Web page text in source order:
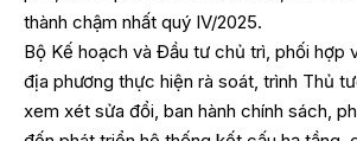
thành chậm nhất quý IV/2025.
Bộ Kế hoạch và Đầu tư chủ trì, phối hợp
địa phương thực hiện rà soát, trình Thủ
xem xét sửa đổi, ban hành chính sách,